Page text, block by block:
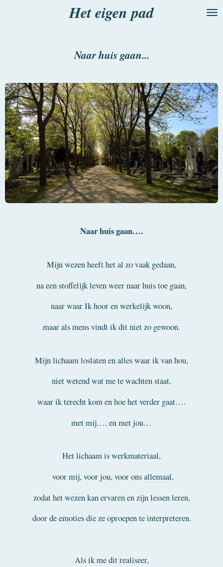
Het eigen pad
Naar huis gaan...
Naar huis gaan….
Mijn wezen heeft het al zo vaak gedaan,
na een stoffelijk leven weer naar huis toe gaan,
naar waar Ik hoor en werkelijk woon,
maar als mens vindt ik dit niet zo gewoon.
Mijn lichaam loslaten en alles waar ik van hou,
niet wetend wat me te wachten staat,
waar ik terecht kom en hoe het verder gaat….
met mij…. en met jou…
Het lichaam is werkmateriaal,
voor mij, voor jou, voor ons allemaal,
zodat het wezen kan ervaren en zijn lessen leren,
door de emoties die ze oproepen te interpreteren.
Als ik me dit realiseer,